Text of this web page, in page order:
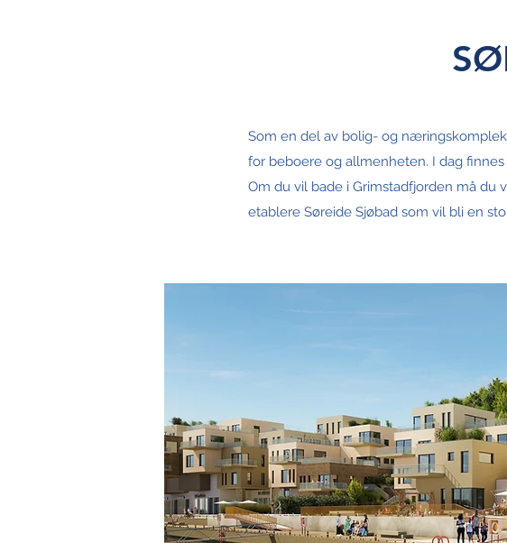
Som en del av bolig- og
for beboere og allmenheten. I dag
Om du vil bade i Grimstadfjorden må
etablere Søreide Sjøbad som vil bli en